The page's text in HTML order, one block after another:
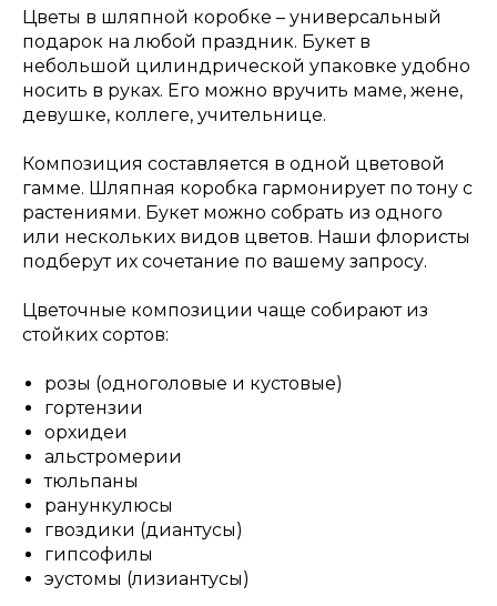
Цветы в шляпной коробке – универсальный
подарок на любой праздник. Букет в
небольшой цилиндрической упаковке удобно
носить в руках. Его можно вручить маме, жене,
девушке, коллеге, учительнице.
Композиция составляется в одной цветовой
гамме. Шляпная коробка гармонирует по тону с
растениями. Букет можно собрать из одного
или нескольких видов цветов. Наши флористы
подберут их сочетание по вашему запросу.
Цветочные композиции чаще собирают из
стойких сортов:
розы (одноголовые и кустовые)
гортензии
орхидеи
альстромерии
тюльпаны
ранункулюсы
гвоздики (диантусы)
гипсофилы
эустомы (лизиантусы)